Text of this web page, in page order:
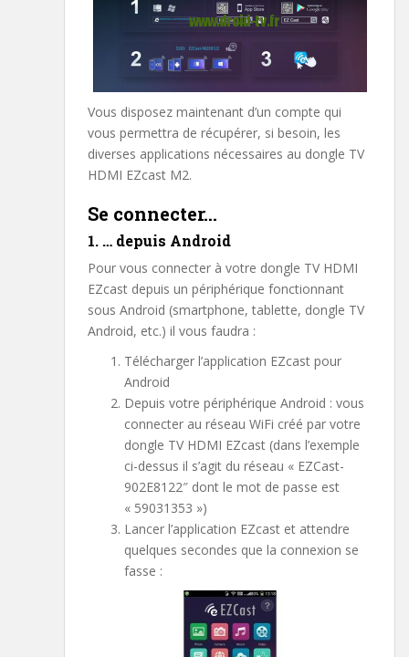
Vous disposez maintenant d’un compte qui
vous permettra de récupérer, si besoin, les
diverses applications nécessaires au dongle TV
HDMI EZcast M2.
Se connecter…
1. … depuis Android
Pour vous connecter à votre dongle TV HDMI
EZcast depuis un périphérique fonctionnant
sous Android (smartphone, tablette, dongle TV
Android, etc.) il vous faudra :
Télécharger l’application EZcast pour
Android
Depuis votre périphérique Android : vous
connecter au réseau WiFi créé par votre
dongle TV HDMI EZcast (dans l’exemple
ci-dessus il s’agit du réseau « EZCast-
902E8122″ dont le mot de passe est
« 59031353 »)
Lancer l’application EZcast et attendre
quelques secondes que la connexion se
fasse :